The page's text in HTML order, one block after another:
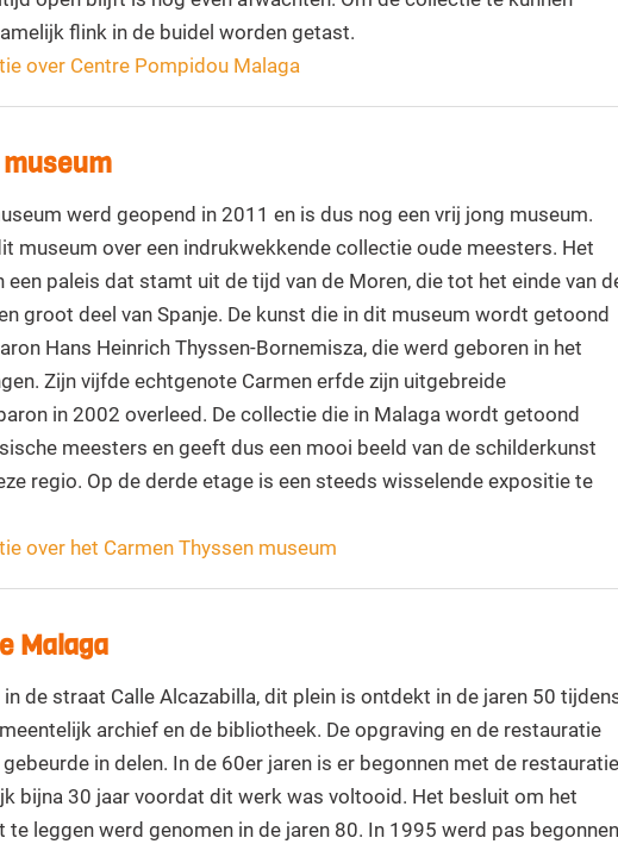
flink in de buidel worden getast.
over Centre Pompidou Malaga
werd geopend in 2011 en is dus nog een vrij jong museum.
museum over een indrukwekkende collectie oude meesters. Het
paleis dat stamt uit de tijd van de Moren, die tot het einde van
groot deel van Spanje. De kunst die in dit museum wordt getoond
Hans Heinrich Thyssen-Bornemisza, die werd geboren in het
Zijn vijfde echtgenote Carmen erfde zijn uitgebreide
in 2002 overleed. De collectie die in Malaga wordt getoond
meesters en geeft dus een mooi beeld van de schilderkunst
regio. Op de derde etage is een steeds wisselende expositie te
over het Carmen Thyssen museum
Malaga
de straat Calle Alcazabilla, dit plein is ontdekt in de jaren 50
archief en de bibliotheek. De opgraving en de restauratie
in delen. In de 60er jaren is er begonnen met de restauratie
bijna 30 jaar voordat dit werk was voltooid. Het besluit om het
te leggen werd genomen in de jaren 80. In 1995 werd pas begonnen